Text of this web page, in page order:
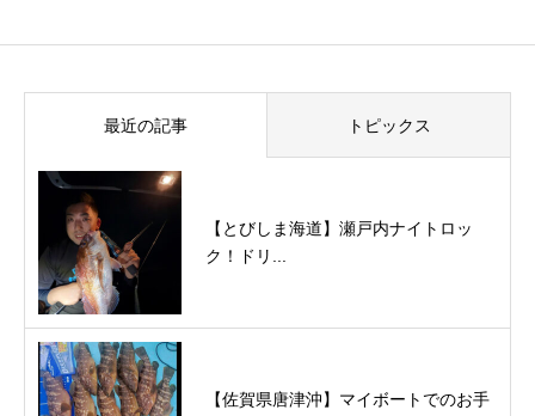
最近の記事 トピックス
【とびしま海道】瀬戸内ナイトロッ
ク！ドリ...
【佐賀県唐津沖】マイボートでのお手